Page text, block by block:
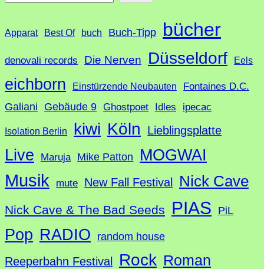
c
Apparat Best Of buch Buch-Tipp bücher
denovali records Die Nerven Düsseldorf Eels
eichborn Einstürzende Neubauten Fontaines D.C.
Galiani Gebäude 9 Ghostpoet Idles ipecac
Isolation Berlin kiwi Köln Lieblingsplatte
Live Maruja Mike Patton MOGWAI
Musik mute New Fall Festival Nick Cave
Nick Cave & The Bad Seeds PIAS PiL
Pop RADIO random house
Reeperbahn Festival Rock Roman